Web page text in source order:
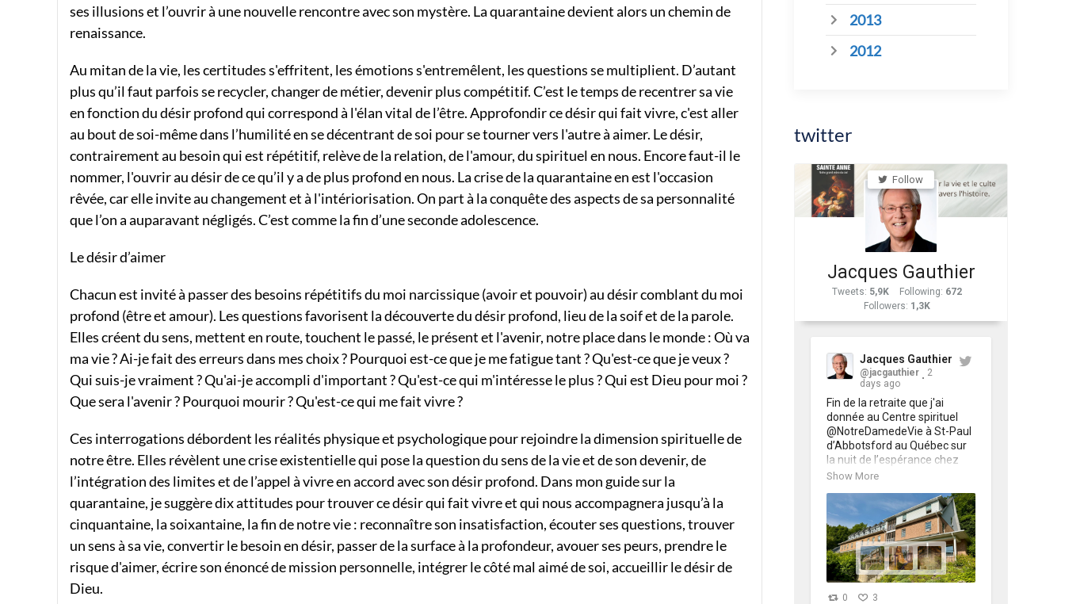
ses illusions et l’ouvrir à une nouvelle rencontre avec son mystère. La quarantaine devient alors un chemin de
renaissance.
Au mitan de la vie, les certitudes s'effritent, les émotions s'entremêlent, les questions se multiplient. D’autant
plus qu’il faut parfois se recycler, changer de métier, devenir plus compétitif. C’est le temps de recentrer sa vie
en fonction du désir profond qui correspond à l'élan vital de l’être. Approfondir ce désir qui fait vivre, c'est aller
au bout de soi-même dans l’humilité en se décentrant de soi pour se tourner vers l'autre à aimer. Le désir,
contrairement au besoin qui est répétitif, relève de la relation, de l'amour, du spirituel en nous. Encore faut-il le
nommer, l'ouvrir au désir de ce qu’il y a de plus profond en nous. La crise de la quarantaine en est l'occasion
rêvée, car elle invite au changement et à l'intériorisation. On part à la conquête des aspects de sa personnalité
que l’on a auparavant négligés. C’est comme la fin d’une seconde adolescence.
Le désir d’aimer
Chacun est invité à passer des besoins répétitifs du moi narcissique (avoir et pouvoir) au désir comblant du moi
profond (être et amour). Les questions favorisent la découverte du désir profond, lieu de la soif et de la parole.
Elles créent du sens, mettent en route, touchent le passé, le présent et l'avenir, notre place dans le monde : Où va
ma vie ? Ai-je fait des erreurs dans mes choix ? Pourquoi est-ce que je me fatigue tant ? Qu'est-ce que je veux ?
Qui suis-je vraiment ? Qu'ai-je accompli d'important ? Qu'est-ce qui m'intéresse le plus ? Qui est Dieu pour moi ?
Que sera l'avenir ? Pourquoi mourir ? Qu'est-ce qui me fait vivre ?
Ces interrogations débordent les réalités physique et psychologique pour rejoindre la dimension spirituelle de
notre être. Elles révèlent une crise existentielle qui pose la question du sens de la vie et de son devenir, de
l’intégration des limites et de l’appel à vivre en accord avec son désir profond. Dans mon guide sur la
quarantaine, je suggère dix attitudes pour trouver ce désir qui fait vivre et qui nous accompagnera jusqu’à la
cinquantaine, la soixantaine, la fin de notre vie : reconnaître son insatisfaction, écouter ses questions, trouver
un sens à sa vie, convertir le besoin en désir, passer de la surface à la profondeur, avouer ses peurs, prendre le
risque d'aimer, écrire son énoncé de mission personnelle, intégrer le côté mal aimé de soi, accueillir le désir de
Dieu.
2013
2012
twitter
Follow
Jacques Gauthier
Tweets: 5,9K Following: 672
Followers: 1,3K
Jacques Gauthier
@jacgauthier
2
days ago
Fin de la retraite que j'ai
donnée au Centre spirituel
@NotreDamedeVie à St-Paul
d’Abbotsford au Québec sur
la nuit de l’espérance chez
Jean de la Croix. Le Christ a
beauté dans la nature, dans
le silence de l'oraison, où nos
coeurs boivent à la Source.
https://t.co/rJFu81eZzf
Show More
0 3